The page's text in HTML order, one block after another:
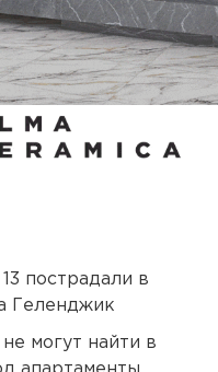
пострадали в
Геленджик
могут найти в